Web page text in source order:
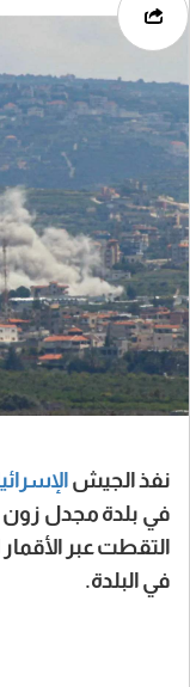
نفذ الجيش
في بلدة مجدل زون
التقطت عبر الأقمار
في البلدة.